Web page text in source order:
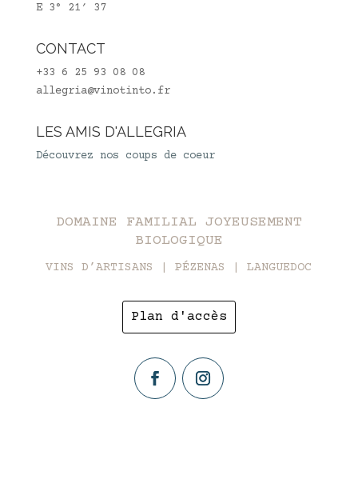
E 3° 21′ 37
CONTACT
+33 6 25 93 08 08
allegria@vinotinto.fr
LES AMIS D'ALLEGRIA
Découvrez nos coups de coeur
DOMAINE FAMILIAL JOYEUSEMENT
BIOLOGIQUE
VINS D’ARTISANS | PÉZENAS | LANGUEDOC
Plan d'accès